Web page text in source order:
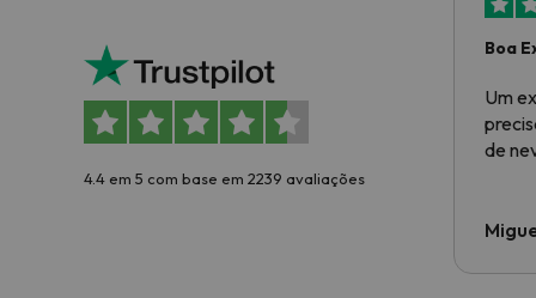
4.4 em 5 com base em 2239 avaliações
Boa
Um
de